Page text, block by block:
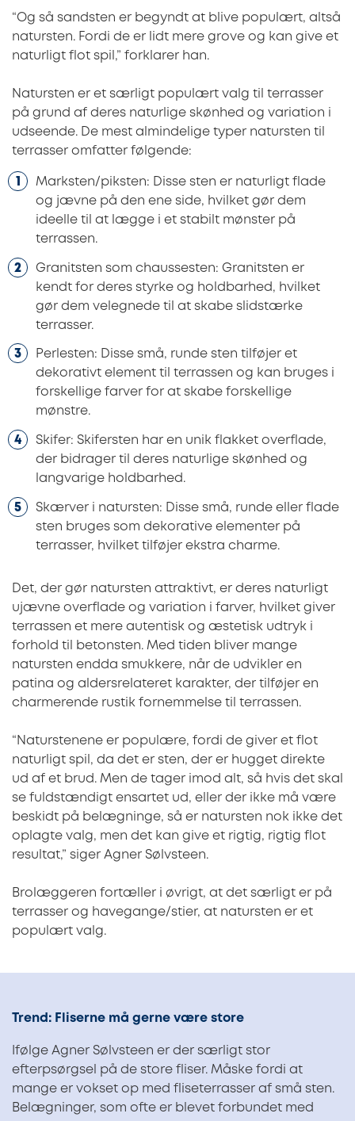
“Og så sandsten er begyndt at blive populært, altså
natursten. Fordi de er lidt mere grove og kan give et
naturligt flot spil,” forklarer han.
Natursten er et særligt populært valg til terrasser
på grund af deres naturlige skønhed og variation i
udseende. De mest almindelige typer natursten til
terrasser omfatter følgende:
Marksten/piksten: Disse sten er naturligt flade
og jævne på den ene side, hvilket gør dem
ideelle til at lægge i et stabilt mønster på
terrassen.
Granitsten som chaussesten: Granitsten er
kendt for deres styrke og holdbarhed, hvilket
gør dem velegnede til at skabe slidstærke
terrasser.
Perlesten: Disse små, runde sten tilføjer et
dekorativt element til terrassen og kan bruges i
forskellige farver for at skabe forskellige
mønstre.
Skifer: Skifersten har en unik flakket overflade,
der bidrager til deres naturlige skønhed og
langvarige holdbarhed.
Skærver i natursten: Disse små, runde eller flade
sten bruges som dekorative elementer på
terrasser, hvilket tilføjer ekstra charme.
Det, der gør natursten attraktivt, er deres naturligt
ujævne overflade og variation i farver, hvilket giver
terrassen et mere autentisk og æstetisk udtryk i
forhold til betonsten. Med tiden bliver mange
natursten endda smukkere, når de udvikler en
patina og aldersrelateret karakter, der tilføjer en
charmerende rustik fornemmelse til terrassen.
“Naturstenene er populære, fordi de giver et flot
naturligt spil, da det er sten, der er hugget direkte
ud af et brud. Men de tager imod alt, så hvis det skal
se fuldstændigt ensartet ud, eller der ikke må være
beskidt på belægninge, så er natursten nok ikke det
oplagte valg, men det kan give et rigtig, rigtig flot
resultat,” siger Agner Sølvsteen.
Brolæggeren fortæller i øvrigt, at det særligt er på
terrasser og havegange/stier, at natursten er et
populært valg.
Trend: Fliserne må gerne være store
Ifølge Agner Sølvsteen er der særligt stor
efterpsørgsel på de store fliser. Måske fordi at
mange er vokset op med fliseterrasser af små sten.
Belægninger, som ofte er blevet forbundet med